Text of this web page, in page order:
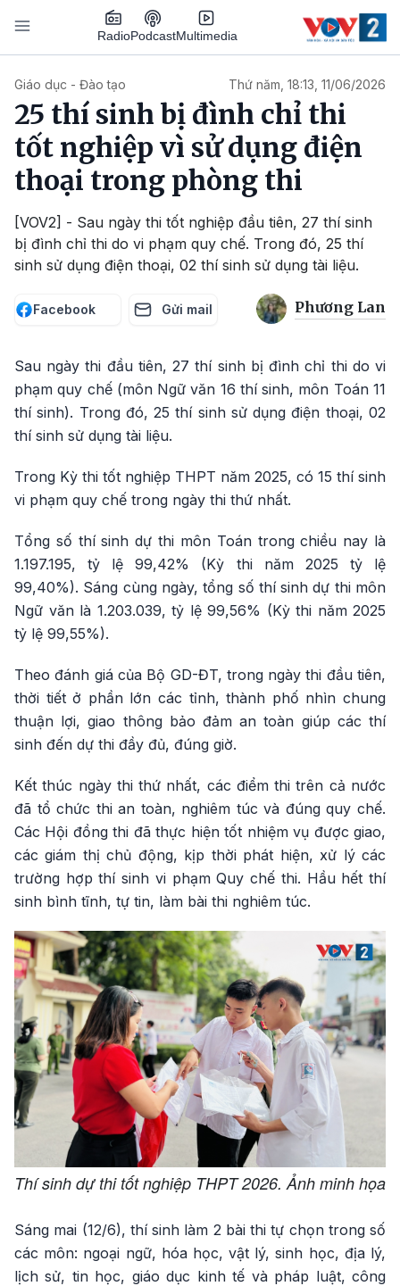
Nhảy đến nội dung
RadioPodcastMultimedia
Giáo dục - Đào tạo Thứ năm, 18:13, 11/06/2026
25 thí sinh bị đình chỉ thi
tốt nghiệp vì sử dụng điện
thoại trong phòng thi
[VOV2] - Sau ngày thi tốt nghiệp đầu tiên, 27 thí sinh
bị đình chỉ thi do vi phạm quy chế. Trong đó, 25 thí
sinh sử dụng điện thoại, 02 thí sinh sử dụng tài liệu.
Facebook Gửi mail Phương Lan
Sau ngày thi đầu tiên, 27 thí sinh bị đình chỉ thi do vi
phạm quy chế (môn Ngữ văn 16 thí sinh, môn Toán 11
thí sinh). Trong đó, 25 thí sinh sử dụng điện thoại, 02
thí sinh sử dụng tài liệu.
Trong Kỳ thi tốt nghiệp THPT năm 2025, có 15 thí sinh
vi phạm quy chế trong ngày thi thứ nhất.
Tổng số thí sinh dự thi môn Toán trong chiều nay là
1.197.195, tỷ lệ 99,42% (Kỳ thi năm 2025 tỷ lệ
99,40%). Sáng cùng ngày, tổng số thí sinh dự thi môn
Ngữ văn là 1.203.039, tỷ lệ 99,56% (Kỳ thi năm 2025
tỷ lệ 99,55%).
Theo đánh giá của Bộ GD-ĐT, trong ngày thi đầu tiên,
thời tiết ở phần lớn các tỉnh, thành phố nhìn chung
thuận lợi, giao thông bảo đảm an toàn giúp các thí
sinh đến dự thi đầy đủ, đúng giờ.
Kết thúc ngày thi thứ nhất, các điểm thi trên cả nước
đã tổ chức thi an toàn, nghiêm túc và đúng quy chế.
Các Hội đồng thi đã thực hiện tốt nhiệm vụ được giao,
các giám thị chủ động, kịp thời phát hiện, xử lý các
trường hợp thí sinh vi phạm Quy chế thi. Hầu hết thí
sinh bình tĩnh, tự tin, làm bài thi nghiêm túc.
Thí sinh dự thi tốt nghiệp THPT 2026. Ảnh minh họa
Sáng mai (12/6), thí sinh làm 2 bài thi tự chọn trong số
các môn: ngoại ngữ, hóa học, vật lý, sinh học, địa lý,
lịch sử, tin học, giáo dục kinh tế và pháp luật, công